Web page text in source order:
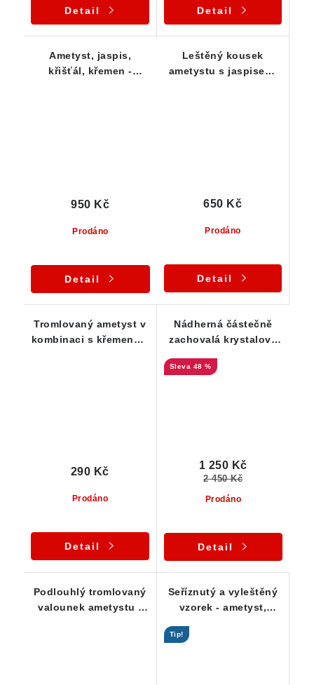
Detail Detail
Ametyst, jaspis,
křišťál, křemen -
Prodáno
950 Kč
Detail
Leštěný kousek
ametystu s jaspisem,
Prodáno
650 Kč
Detail
Tromlovaný ametyst v
kombinaci s křemenem
Prodáno
290 Kč
Detail
Nádherná částečně
zachovalá krystalová
špiček ametystu - ČR
48 %
Prodáno
1 250 Kč
2 450 Kč
Detail
Podlouhlý tromlovaný
valounek ametystu -
Seříznutý a vyleštěný
vzorek - ametyst,
Tip!